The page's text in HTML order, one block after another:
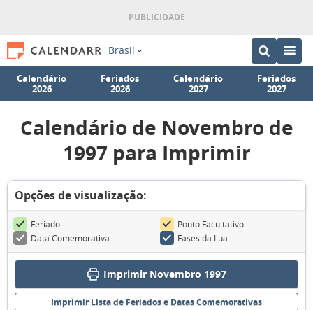
Brasil
Calendário
2026
Feriados
2026
Calendário
2027
Feriados
2027
Calendário de Novembro de
1997 para Imprimir
Opções de visualização:
Feriado
Ponto Facultativo
Data Comemorativa
Fases da Lua
Imprimir Novembro 1997
Imprimir Lista de Feriados e Datas Comemorativas